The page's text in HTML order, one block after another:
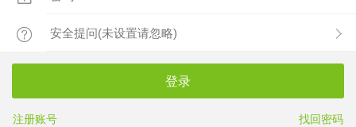

登录
注册账号 找回密码